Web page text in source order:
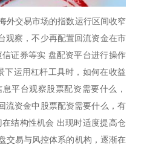
外交易市场的指数运行区间收窄
观察，不少再配置回流资金在市
证券等实 盘配资平台进行操作
下运用杠杆工具时，如何在收益
平台观察股票配资需要什么，
流资金中股票配资需要什么，有
结构性机会 出现时适度提高仓
交易与风控体系的机构，逐渐在